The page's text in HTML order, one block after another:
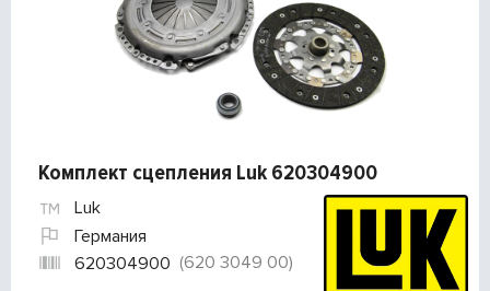
Комплект сцепления Luk 620304900
Luk
Германия
620304900 (620 3049 00)